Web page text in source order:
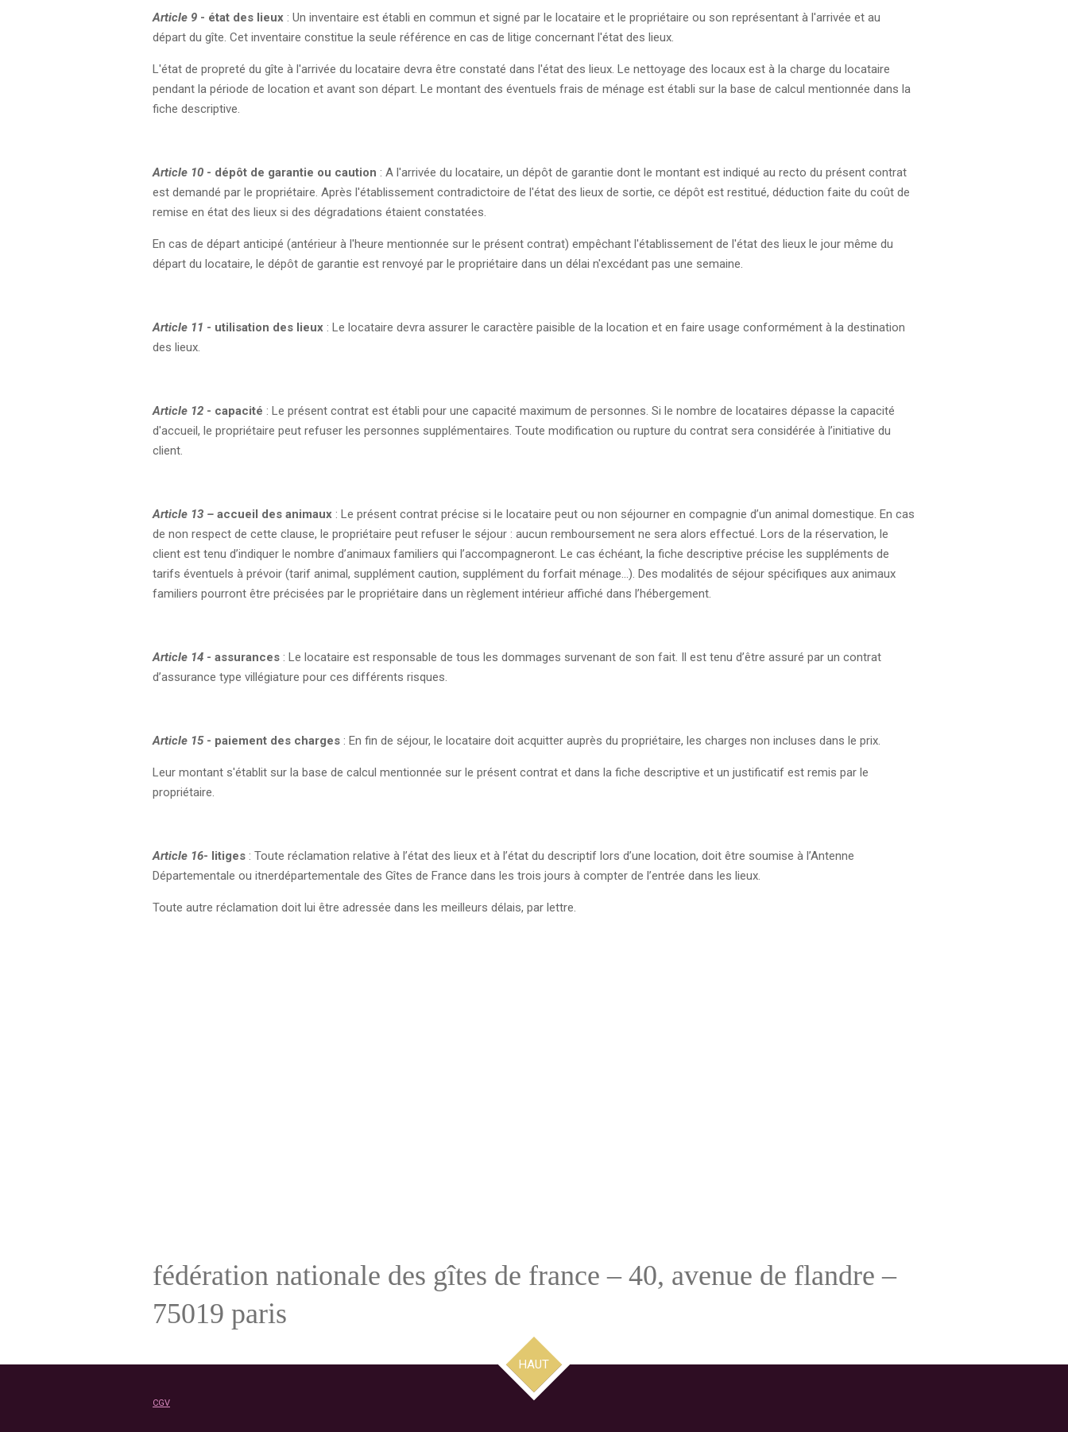
Article 9 - état des lieux : Un inventaire est établi en commun et signé par le locataire et le propriétaire ou son représentant à l'arrivée et au
départ du gîte. Cet inventaire constitue la seule référence en cas de litige concernant l'état des lieux.
L'état de propreté du gîte à l'arrivée du locataire devra être constaté dans l'état des lieux. Le nettoyage des locaux est à la charge du locataire
pendant la période de location et avant son départ. Le montant des éventuels frais de ménage est établi sur la base de calcul mentionnée dans la
fiche descriptive.
Article 10 - dépôt de garantie ou caution : A l'arrivée du locataire, un dépôt de garantie dont le montant est indiqué au recto du présent contrat
est demandé par le propriétaire. Après l'établissement contradictoire de l'état des lieux de sortie, ce dépôt est restitué, déduction faite du coût de
remise en état des lieux si des dégradations étaient constatées.
En cas de départ anticipé (antérieur à l'heure mentionnée sur le présent contrat) empêchant l'établissement de l'état des lieux le jour même du
départ du locataire, le dépôt de garantie est renvoyé par le propriétaire dans un délai n'excédant pas une semaine.
Article 11 - utilisation des lieux : Le locataire devra assurer le caractère paisible de la location et en faire usage conformément à la destination
des lieux.
Article 12 - capacité : Le présent contrat est établi pour une capacité maximum de personnes. Si le nombre de locataires dépasse la capacité
d'accueil, le propriétaire peut refuser les personnes supplémentaires. Toute modification ou rupture du contrat sera considérée à l’initiative du
client.
Article 13 – accueil des animaux : Le présent contrat précise si le locataire peut ou non séjourner en compagnie d’un animal domestique. En cas
de non respect de cette clause, le propriétaire peut refuser le séjour : aucun remboursement ne sera alors effectué. Lors de la réservation, le
client est tenu d’indiquer le nombre d’animaux familiers qui l’accompagneront. Le cas échéant, la fiche descriptive précise les suppléments de
tarifs éventuels à prévoir (tarif animal, supplément caution, supplément du forfait ménage…). Des modalités de séjour spécifiques aux animaux
familiers pourront être précisées par le propriétaire dans un règlement intérieur affiché dans l’hébergement.
Article 14 - assurances : Le locataire est responsable de tous les dommages survenant de son fait. Il est tenu d’être assuré par un contrat
d’assurance type villégiature pour ces différents risques.
Article 15 - paiement des charges : En fin de séjour, le locataire doit acquitter auprès du propriétaire, les charges non incluses dans le prix.
Leur montant s'établit sur la base de calcul mentionnée sur le présent contrat et dans la fiche descriptive et un justificatif est remis par le
propriétaire.
Article 16- litiges : Toute réclamation relative à l’état des lieux et à l’état du descriptif lors d’une location, doit être soumise à l’Antenne
Départementale ou itnerdépartementale des Gîtes de France dans les trois jours à compter de l’entrée dans les lieux.
Toute autre réclamation doit lui être adressée dans les meilleurs délais, par lettre.
fédération nationale des gîtes de france – 40, avenue de flandre –
75019 paris
HAUT
CGV